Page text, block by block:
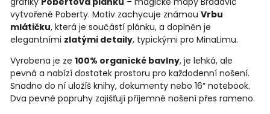
vytvořené Poberty. Motiv zachycuje známou Vrbu
mlátičku, která je součástí plánku, a doplněn je
elegantními zlatými detaily, typickými pro MinaLimu.
Vyrobena je ze 100% organické bavlny, je lehká, ale
pevná a nabízí dostatek prostoru pro každodenní nošení.
Snadno do ní uložíš knihy, dokumenty nebo 16″ notebook.
Dva pevné popruhy zajišťují příjemné nošení přes rameno.